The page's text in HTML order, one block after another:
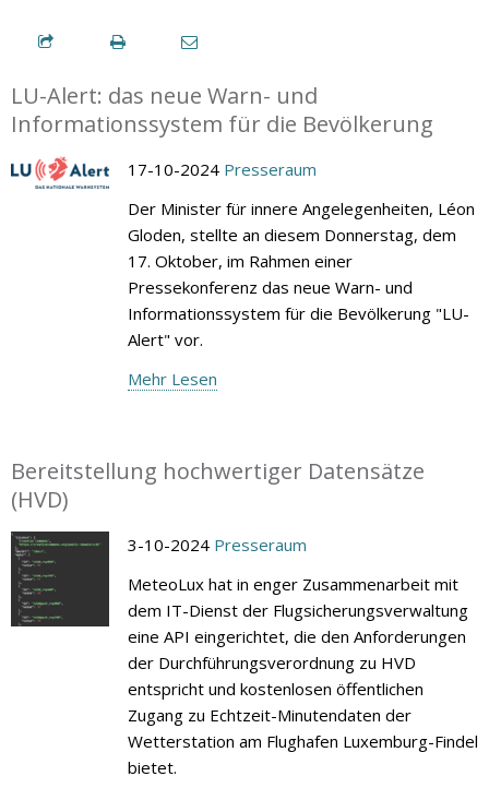
LU-Alert: das neue Warn- und
Informationssystem für die Bevölkerung
17-10-2024 Presseraum
Der Minister für innere Angelegenheiten, Léon
Gloden, stellte an diesem Donnerstag, dem
17. Oktober, im Rahmen einer
Pressekonferenz das neue Warn- und
Informationssystem für die Bevölkerung "LU-
Alert" vor.
Mehr Lesen
Bereitstellung hochwertiger Datensätze
(HVD)
3-10-2024 Presseraum
MeteoLux hat in enger Zusammenarbeit mit
dem IT-Dienst der Flugsicherungsverwaltung
eine API eingerichtet, die den Anforderungen
der Durchführungsverordnung zu HVD
entspricht und kostenlosen öffentlichen
Zugang zu Echtzeit-Minutendaten der
Wetterstation am Flughafen Luxemburg-Findel
bietet.